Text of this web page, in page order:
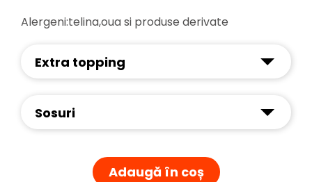
Alergeni:telina,oua si produse derivate
Extra topping
Sosuri
Adaugă în coș